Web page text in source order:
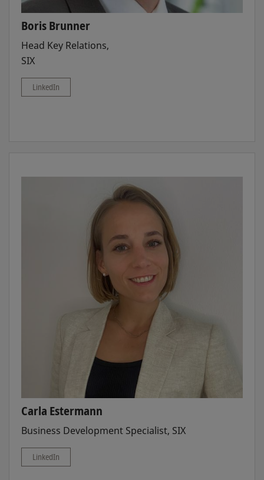
Boris Brunner
Head Key Relations,
SIX
LinkedIn
Carla Estermann
Business Development Specialist, SIX
LinkedIn